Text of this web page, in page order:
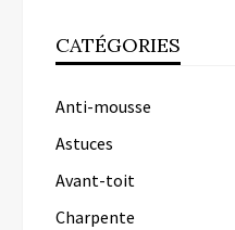
CATÉGORIES
Anti-mousse
Astuces
Avant-toit
Charpente